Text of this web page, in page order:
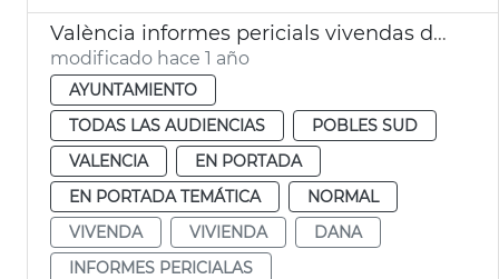
València informes pericials vivendas dana
modificado hace 1 año
AYUNTAMIENTO
TODAS LAS AUDIENCIAS
POBLES SUD
VALENCIA
EN PORTADA
EN PORTADA TEMÁTICA
NORMAL
VIVENDA
VIVIENDA
DANA
INFORMES PERICIALAS